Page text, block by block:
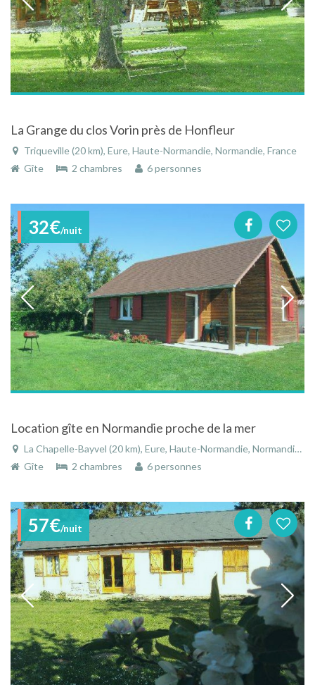
La Grange du clos Vorin près de Honfleur
Triqueville (20 km), Eure, Haute-Normandie, Normandie, France
Gîte
2 chambres 6 personnes
32€/nuit
Location gîte en Normandie proche de la mer
La Chapelle-Bayvel (20 km), Eure, Haute-Normandie, Normandie, France
Gîte
2 chambres 6 personnes
57€/nuit